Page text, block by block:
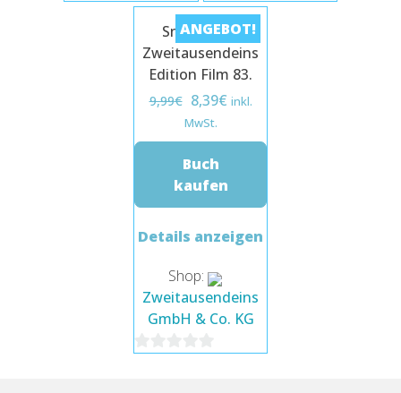
0
von
5
ANGEBOT!
Snow Cake.
Zweitausendeins
Edition Film 83.
9,99€ Ursprünglicher
Preis
war:
9,99€
8,39€Aktueller
ist:
inkl.
MwSt.
Buch
kaufen
Details anzeigen
Shop:
Zweitausendeins
GmbH & Co. KG